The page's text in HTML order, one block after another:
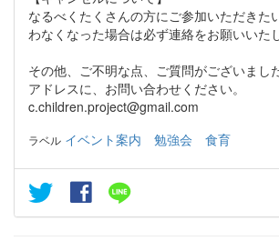
なるべくたくさんの方にご参加いただきた
わなくなった場合は必ず連絡をお願いいた
その他、ご不明な点、ご質問がございまし
アドレスに、お問い合わせください。
c.children.project@gmail.com
ラベル イベント案内 勉強会 食育